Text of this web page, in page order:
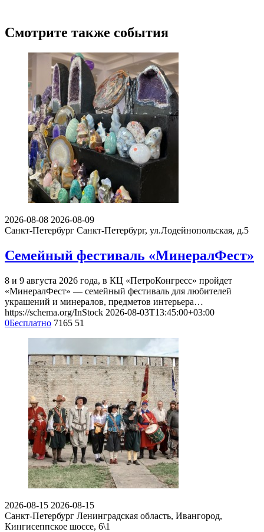
Смотрите также события
2026-08-08 2026-08-09
Санкт-Петербург Санкт-Петербург, ул.Лодейнопольская, д.5
Семейный фестиваль «MинералФест»
8 и 9 августа 2026 года, в КЦ «ПетроКонгресс» пройдет
«MинералФест» — семейный фестиваль для любителей
украшений и минералов, предметов интерьера…
https://schema.org/InStock 2026-08-03T13:45:00+03:00
0Бесплатно 7165 51
2026-08-15 2026-08-15
Санкт-Петербург Ленинградская область, Ивангород,
Кингисеппское шоссе, 6\1